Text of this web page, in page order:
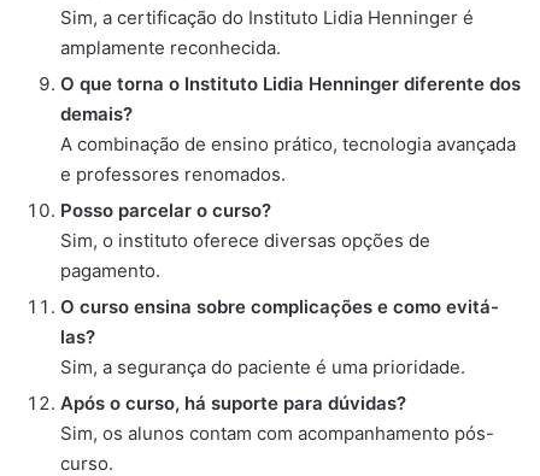
Sim, a certificação do Instituto Lidia Henninger é
amplamente reconhecida.
O que torna o Instituto Lidia Henninger diferente dos
demais?
A combinação de ensino prático, tecnologia avançada
e professores renomados.
Posso parcelar o curso?
Sim, o instituto oferece diversas opções de
pagamento.
O curso ensina sobre complicações e como evitá-
las?
Sim, a segurança do paciente é uma prioridade.
Após o curso, há suporte para dúvidas?
Sim, os alunos contam com acompanhamento pós-
curso.